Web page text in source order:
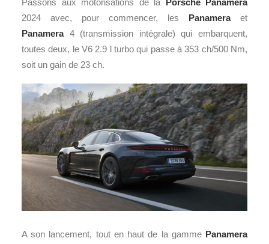
Passons aux motorisations de la Porsche Panamera
2024 avec, pour commencer, les Panameraet
Panamera4 (transmission intégrale) qui embarquent,
toutes deux, le V6 2.9 l turbo qui passe à 353 ch/500 Nm,
soit un gain de 23 ch.
A son lancement, tout en haut de la gamme Panamera